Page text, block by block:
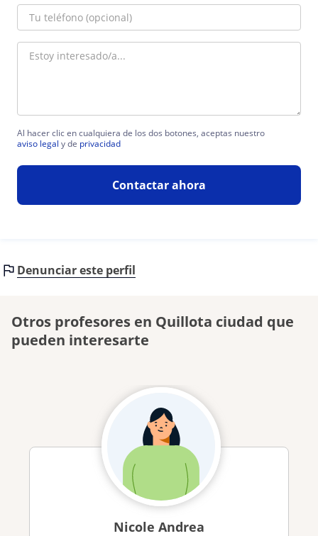
Al hacer clic en cualquiera de los dos botones, aceptas nuestro
aviso legal y de privacidad
Contactar ahora
Denunciar este perfil
Otros profesores en Quillota ciudad que
pueden interesarte
Nicole Andrea